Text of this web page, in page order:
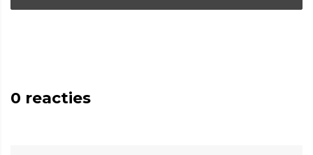
0 reacties